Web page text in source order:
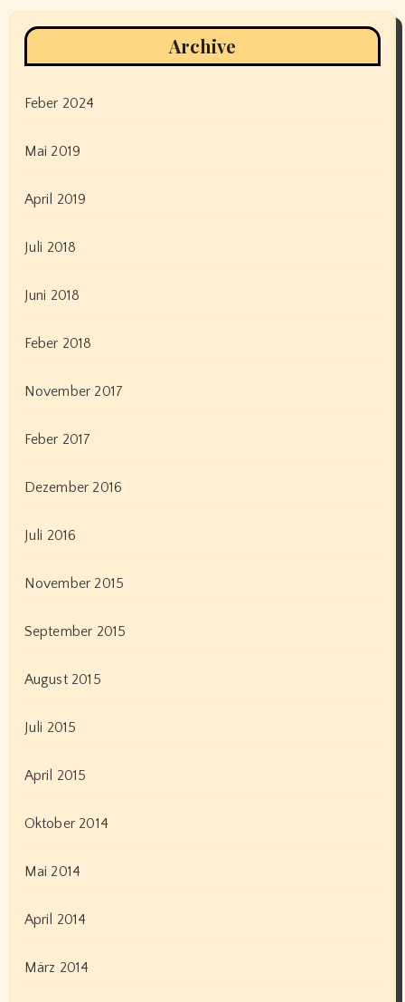
Archive
Feber 2024
Mai 2019
April 2019
Juli 2018
Juni 2018
Feber 2018
November 2017
Feber 2017
Dezember 2016
Juli 2016
November 2015
September 2015
August 2015
Juli 2015
April 2015
Oktober 2014
Mai 2014
April 2014
März 2014